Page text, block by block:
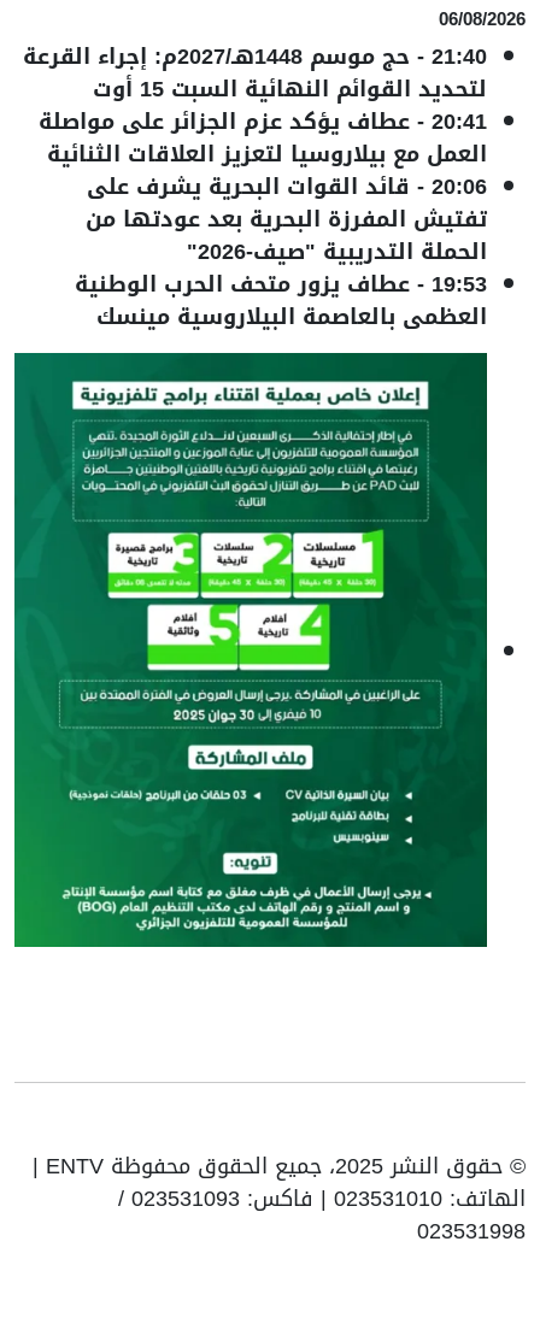
06/08/2026
21:40
- حج موسم 1448هـ/2027م: إجراء القرعة
لتحديد القوائم النهائية السبت 15 أوت
20:41
-عطاف يؤكد عزم الجزائر على مواصلة
العمل مع بيلاروسيا لتعزيز العلاقات الثنائية
20:06
- قائد القوات البحرية يشرف على
تفتيش المفرزة البحرية بعد عودتها من
الحملة التدريبية "صيف-2026"
19:53
-عطاف يزور متحف الحرب الوطنية
العظمى بالعاصمة البيلاروسية مينسك
© حقوق النشر 2025، جميع الحقوق محفوظة ENTV |
الهاتف: 023531010 | فاكس: 023531093 /
023531998